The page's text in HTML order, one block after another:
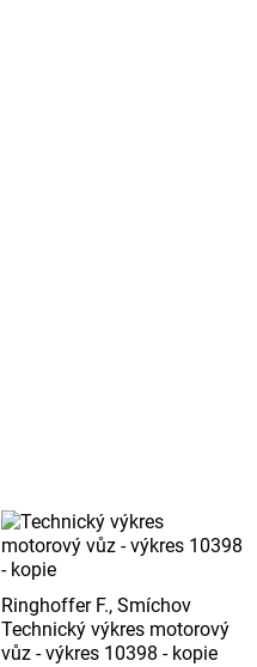
Ringhoffer F., Smíchov
Technický výkres motorový
vůz - výkres 10398 - kopie